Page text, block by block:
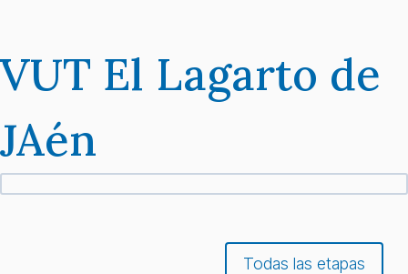
VUT El Lagarto de
JAén
Todas las etapas